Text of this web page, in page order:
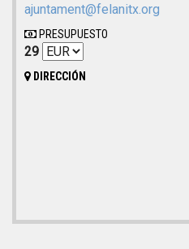
ajuntament@felanitx.org
PRESUPUESTO
29
DIRECCIÓN